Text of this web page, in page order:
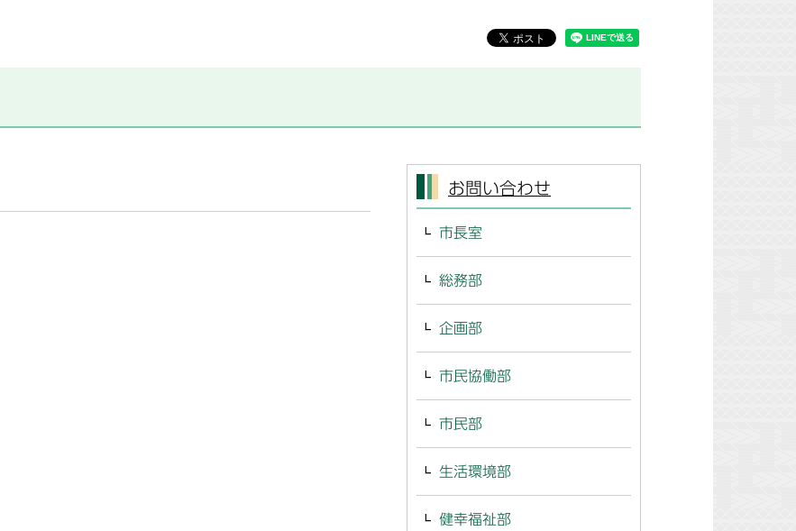
お問い合わせ
市長室
総務部
企画部
市民協働部
市民部
生活環境部
健幸福祉部